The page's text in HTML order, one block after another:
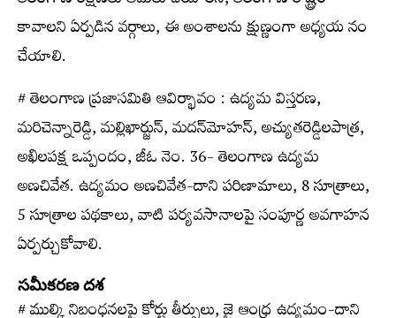
కావాలని ఏర్పడిన వర్గాలు, ఈ అంశాలను క్షుణ్ణంగా అధ్యయ నం
చేయాలి.
# తెలంగాణ ప్రజాసమితి ఆవిర్భావం : ఉద్యమ విస్తరణ,
మరిచెన్నారెడ్డి, మల్లిఖార్జున్‌, మదన్‌మోహన్‌, అచ్యుతరెడ్డిలపాత్ర,
అఖిలపక్ష ఒప్పందం, జీఓ నెం. 36- తెలంగాణ ఉద్యమ
అణచివేత. ఉద్యమం అణచివేత-దాని పరిణామాలు, 8 సూత్రాలు,
5 సూత్రాల పథకాలు, వాటి పర్యవసానాలపై సంపూర్ణ అవగాహన
ఏర్పర్చుకోవాలి.
సమీకరణ దశ